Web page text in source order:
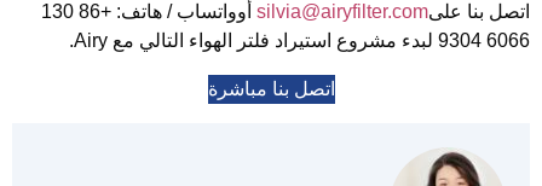
بنا علىsilvia@airyfilter.com أو
واتساب / هاتف: +86 130
6066
لبدء مشروع استيراد فلتر الهواء التالي مع Airy.
اتصل بنا مباشرة